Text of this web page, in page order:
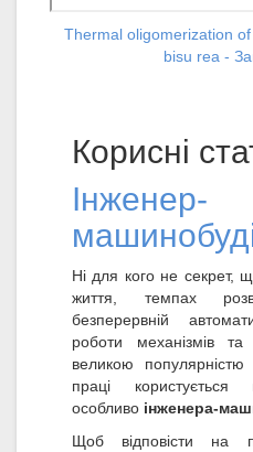
Thermal oligomerization
bisu rea -
Корисні
Інженер-
Ні для кого не секрет,
життя, темпах
безперервній
роботи механізмів та
великою
праці користується
особливо інженера-
Щоб відповісти на